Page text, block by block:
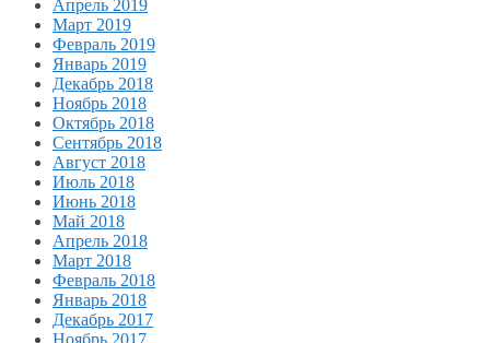
Апрель 2019
Март 2019
Февраль 2019
Январь 2019
Декабрь 2018
Ноябрь 2018
Октябрь 2018
Сентябрь 2018
Август 2018
Июль 2018
Июнь 2018
Май 2018
Апрель 2018
Март 2018
Февраль 2018
Январь 2018
Декабрь 2017
Ноябрь 2017